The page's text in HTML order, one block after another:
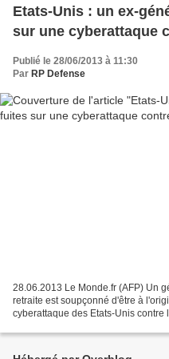
Etats-Unis : un ex-
sur une cyberattaque
Publié le 28/06/2013 à 11:30
Par RP Defense
28.06.2013 Le Monde.fr (AFP) Un
retraite est soupçonné d'être à
cyberattaque des Etats-Unis